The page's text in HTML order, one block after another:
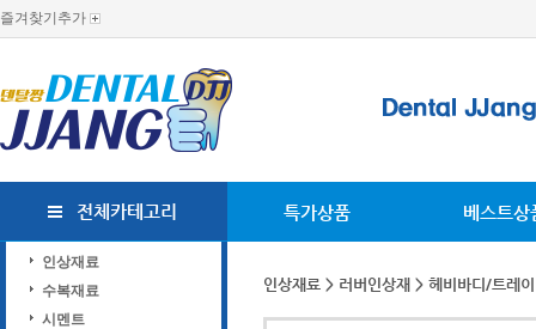
즐겨찾기추가
전체카테고리 특가상품 베스트상
인상재료
수복재료
시멘트
인상재료 > 러버인상재 > 헤비바디/트레